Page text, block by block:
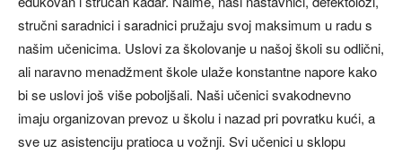
stručni saradnici i saradnici pružaju svoj maksimum u radu s
našim učenicima. Uslovi za školovanje u našoj školi su odlični,
ali naravno menadžment škole ulaže konstantne napore kako
bi se uslovi još više poboljšali. Naši učenici svakodnevno
imaju organizovan prevoz u školu i nazad pri povratku kući, a
sve uz asistenciju pratioca u vožnji. Svi učenici u sklopu